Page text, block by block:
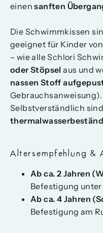
einensanften
Die Schwimmkissen
geeignet für Kinder von
– wie alle Schlori
oder Stöpsel aus und
nassen Stoff
Gebrauchsanweisung).
Selbstverständlich
Altersempfehlung &
Ab ca. 2 Jahren
Befestigung
Ab ca. 4 Jahren
Befestigung am